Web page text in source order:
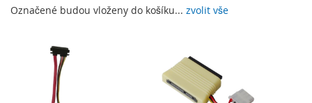
Označené budou vloženy do košíku... zvolit vše